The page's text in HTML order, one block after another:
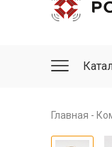
Главная